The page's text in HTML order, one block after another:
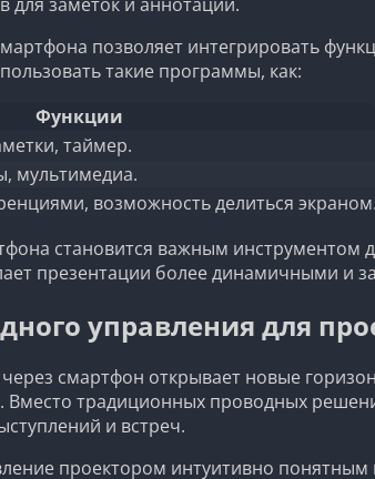
позволяет интегрировать
такие программы, как:
Функции
таймер.
мультимедиа.
возможность делиться экраном.
становится важным инструментом
презентации более динамичными и
управления для
смартфон открывает новые
Вместо традиционных проводных
и встреч.
проектором интуитивно